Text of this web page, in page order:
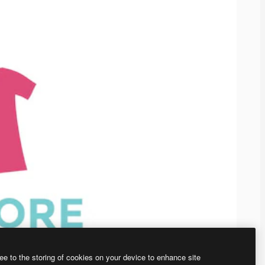
to the storing of cookies on your device to enhance site